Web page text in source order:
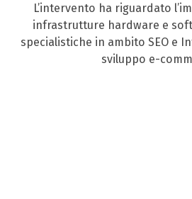
L’intervento ha riguardato
infrastrutture hardware e
specialistiche in ambito SEO e
sviluppo e-